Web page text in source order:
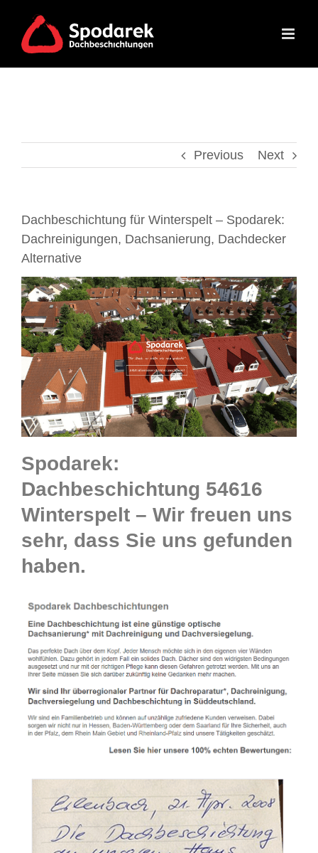
content
Previous Next
Dachbeschichtung für Winterspelt – Spodarek:
Dachreinigungen, Dachsanierung, Dachdecker
Alternative
Spodarek:
Dachbeschichtung 54616
Winterspelt – Wir freuen uns
sehr, dass Sie uns gefunden
haben.